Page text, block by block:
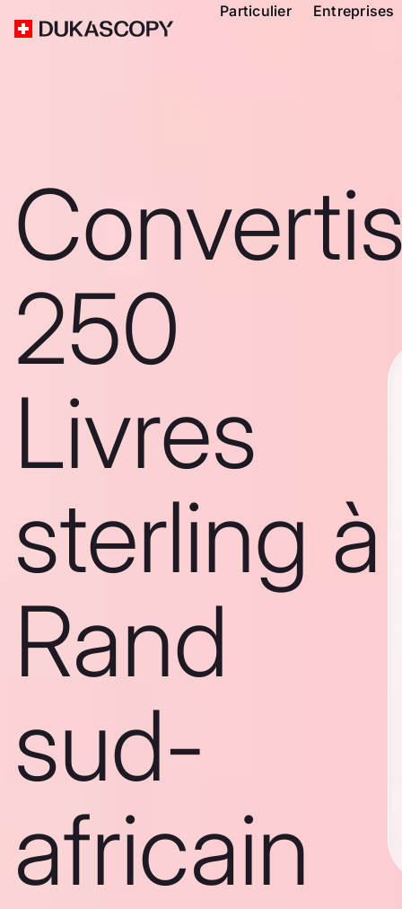
Particulier Entreprises
250
Livres
sterling à
Rand
sud-
africain